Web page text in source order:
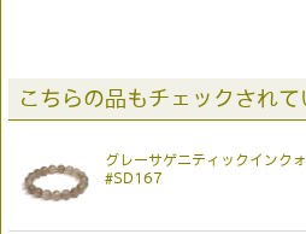
こちらの品もチェックされて
グレーサゲニティックインク
#SD167